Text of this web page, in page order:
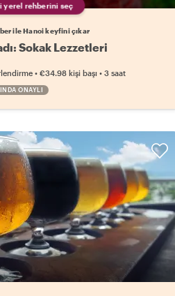
yerel rehberini seç
ile Hanoi keyfini çıkar
Sokak Lezzetleri
• €34.98 kişi başı • 3 saat
ONAYLI